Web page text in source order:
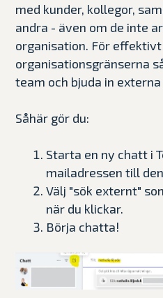
med kunder, kollegor,
andra - även om de inte
organisation. För
organisationsgränserna
team och bjuda in
Såhär gör du:
Starta en ny chatt i
mailadressen till
Välj "sök externt"
när du klickar.
Börja chatta!